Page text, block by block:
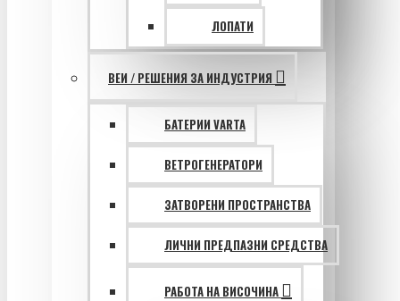
ЛОПАТИ
ВЕИ / РЕШЕНИЯ ЗА ИНДУСТРИЯ
БАТЕРИИ VARTA
ВЕТРОГЕНЕРАТОРИ
ЗАТВОРЕНИ ПРОСТРАНСТВА
ЛИЧНИ ПРЕДПАЗНИ СРЕДСТВА
РАБОТА НА ВИСОЧИНА